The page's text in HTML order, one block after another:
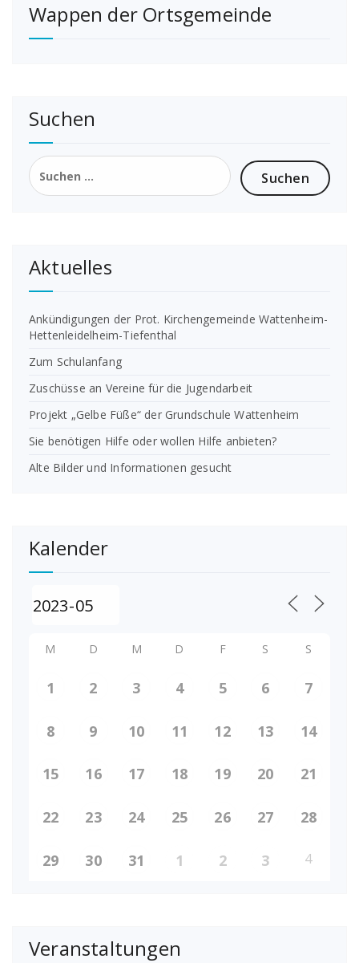
Wappen der Ortsgemeinde
Suchen
Suchen
nach:
Aktuelles
Ankündigungen der Prot. Kirchengemeinde Wattenheim-
Hettenleidelheim-Tiefenthal
Zum Schulanfang
Zuschüsse an Vereine für die Jugendarbeit
Projekt „Gelbe Füße“ der Grundschule Wattenheim
Sie benötigen Hilfe oder wollen Hilfe anbieten?
Alte Bilder und Informationen gesucht
Kalender
M D M D F S S
1 2 3 4 5 6 7
8 9 10 11 12 13 14
15 16 17 18 19 20 21
22 23 24 25 26 27 28
29 30 31 1 2 3 4
Veranstaltungen